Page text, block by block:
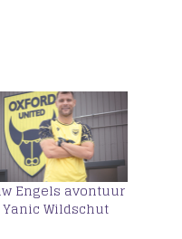
Engels avontuur
Wildschut